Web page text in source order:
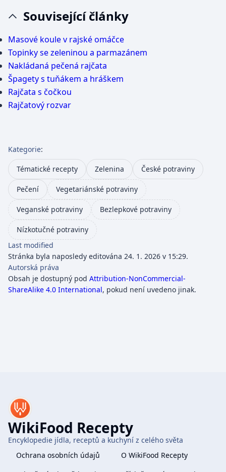
Související články
Masové koule v rajské omáčce
Topinky se zeleninou a parmazánem
Nakládaná pečená rajčata
Špagety s tuňákem a hráškem
Rajčata s čočkou
Rajčatový rozvar
Kategorie:
Tématické recepty Zelenina České potraviny
Pečení Vegetariánské potraviny
Veganské potraviny Bezlepkové potraviny
Nízkotučné potraviny
Last modified
Stránka byla naposledy editována 24. 1. 2026 v 15:29.
Autorská práva
Obsah je dostupný pod Attribution-NonCommercial-
ShareAlike 4.0 International, pokud není uvedeno jinak.
WikiFood Recepty
Encyklopedie jídla, receptů a kuchyní z celého světa
Ochrana osobních údajů
O WikiFood Recepty